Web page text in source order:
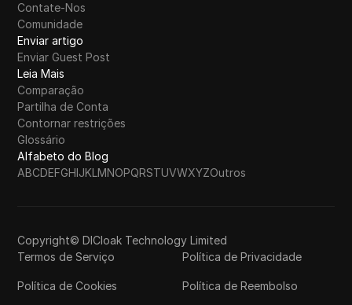
Contate-Nos
Comunidade
Enviar artigo
Enviar Guest Post
Leia Mais
Comparação
Partilha de Conta
Contornar restrições
Glossário
Alfabeto do Blog
ABCDEFGHIJKLMNOPQRSTUVWXYZOutros
Copyright© DICloak Technology Limited
Termos de Serviço
Política de Privacidade
Política de Cookies Política de Reembolso